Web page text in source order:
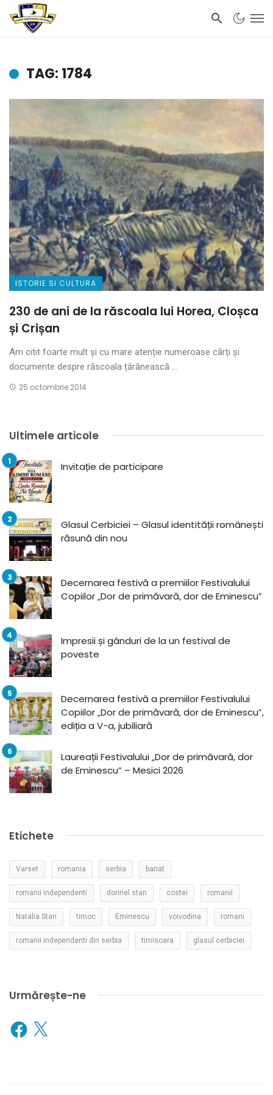
TAG: 1784
ISTORIE SI CULTURA
230 de ani de la răscoala lui Horea, Cloșca
și Crișan
Am citit foarte mult și cu mare atenție numeroase cărți și
documente despre răscoala țărănească ...
25 octombrie 2014
Ultimele articole
Invitație de participare
Glasul Cerbiciei – Glasul identității românești
răsună din nou
Decernarea festivă a premiilor Festivalului
Copiilor „Dor de primăvară, dor de Eminescu”
Impresii și gânduri de la un festival de
poveste
Decernarea festivă a premiilor Festivalului
Copiilor „Dor de primăvară, dor de Eminescu”,
ediția a V-a, jubiliară
Laureații Festivalului „Dor de primăvară, dor
de Eminescu” – Mesici 2026
Etichete
Varset romania serbia banat
romanii independenti dorinel stan costei romanii
Natalia Stan timoc Eminescu voivodina romani
romanii independenti din serbia timisoara glasul cerbiciei
Urmărește-ne
Facebook
X